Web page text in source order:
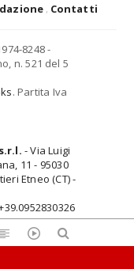
Contatti
8248 -
n. 521 del 5
. Partita Iva
- Via Luigi
11 - 95030
Etneo (CT) -